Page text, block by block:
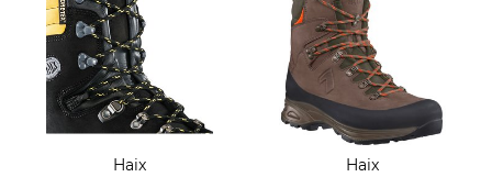
Haix
Haix